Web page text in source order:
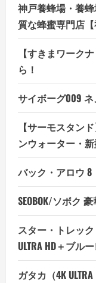
神戸養蜂場・養
質な蜂蜜専門店
【すきまワーク
ら！
サイボーグ009 ネ
【サーモスタン
ンウォーター・
バック・アロウ 8
SEOBOK/ソボク
スター・トレッ
ULTRA HD＋ブル
ガタカ（4K